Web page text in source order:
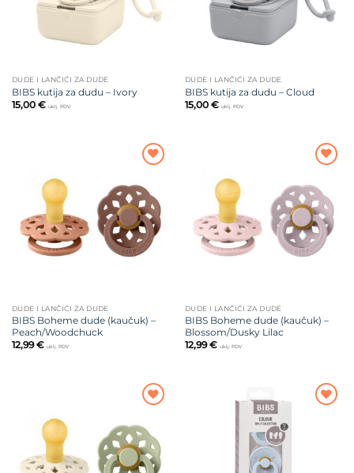
DUDE I LANČIĆI ZA DUDE
BIBS kutija za dudu – Ivory
15,00 € uklj. PDV
DUDE I LANČIĆI ZA DUDE
BIBS kutija za dudu – Cloud
15,00 € uklj. PDV
na listu
želja
DUDE I LANČIĆI ZA DUDE
BIBS Boheme dude (kaučuk) –
Peach/Woodchuck
12,99€ uklj. PDV
na listu
želja
DUDE I LANČIĆI ZA DUDE
BIBS Boheme dude (kaučuk) –
Blossom/Dusky Lilac
12,99€ uklj. PDV
na listu
želja